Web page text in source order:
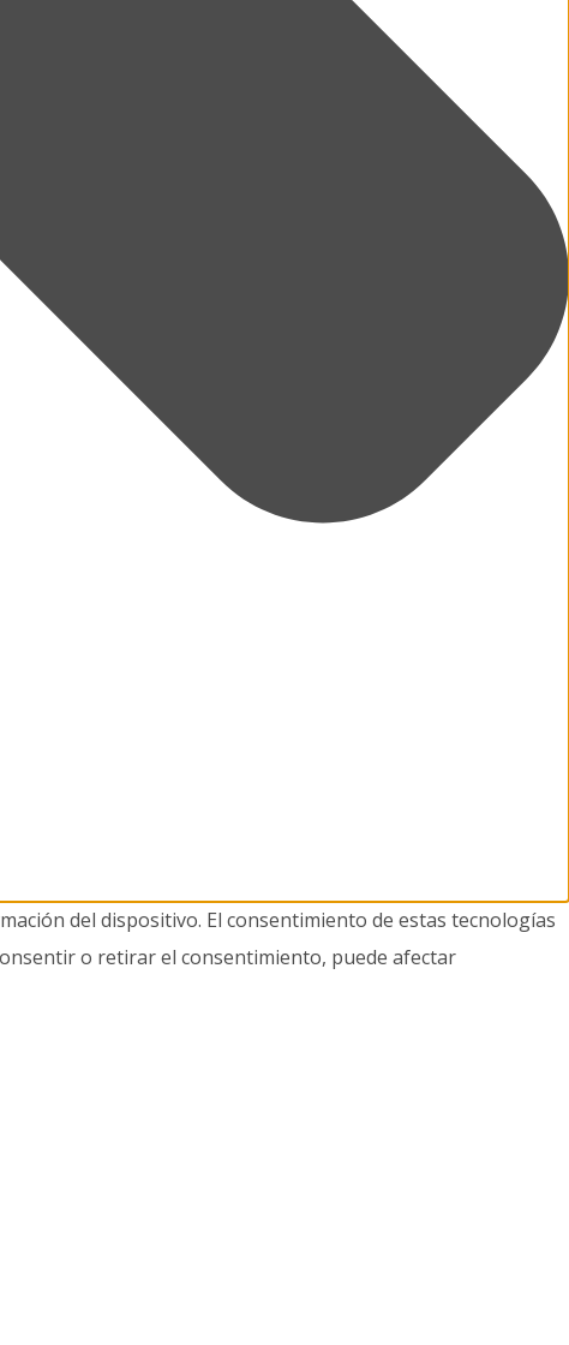
del dispositivo. El consentimiento de estas tecnologías
o retirar el consentimiento, puede afectar